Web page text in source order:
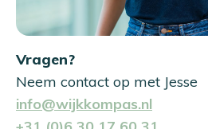
Vragen?
Neem contact op met Jesse
info@wijkkompas.nl